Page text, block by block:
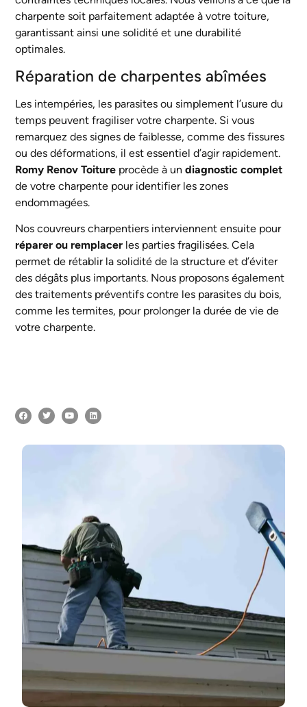
charpente soit parfaitement adaptée à votre toiture,
garantissant ainsi une solidité et une durabilité
optimales.
Réparation de charpentes abîmées
Les intempéries, les parasites ou simplement l’usure du
temps peuvent fragiliser votre charpente. Si vous
remarquez des signes de faiblesse, comme des fissures
ou des déformations, il est essentiel d’agir rapidement.
Romy Renov Toiture procède à undiagnostic complet
de votre charpente pour identifier les zones
endommagées.
Nos couvreurs charpentiers interviennent ensuite pour
réparer ou remplacer les parties fragilisées. Cela
permet de rétablir la solidité de la structure et d’éviter
des dégâts plus importants. Nous proposons également
des traitements préventifs contre les parasites du bois,
comme les termites, pour prolonger la durée de vie de
votre charpente.